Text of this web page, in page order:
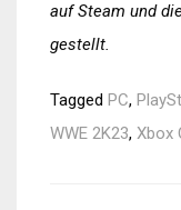
auf Steam und
gestellt.
Tagged PC,
WWE 2K23, Xbox